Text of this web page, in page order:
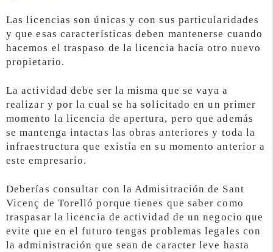
Las licencias son únicas y con sus particularidades
y que esas características deben mantenerse cuando
hacemos el traspaso de la licencia hacía otro nuevo
propietario.
La actividad debe ser la misma que se vaya a
realizar y por la cual se ha solicitado en un primer
momento la licencia de apertura, pero que además
se mantenga intactas las obras anteriores y toda la
infraestructura que existía en su momento anterior a
este empresario.
Deberías consultar con la Admisitración de Sant
Vicenç de Torelló porque tienes que saber como
traspasar la licencia de actividad de un negocio que
evite que en el futuro tengas problemas legales con
la administración que sean de caracter leve hasta